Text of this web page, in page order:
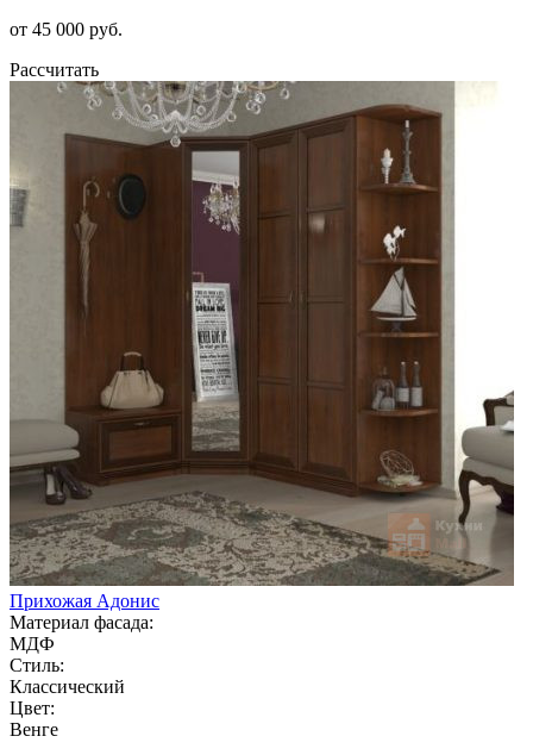
от 45 000 руб.
Рассчитать
Прихожая Адонис
Материал фасада:
МДФ
Стиль:
Классический
Цвет:
Венге